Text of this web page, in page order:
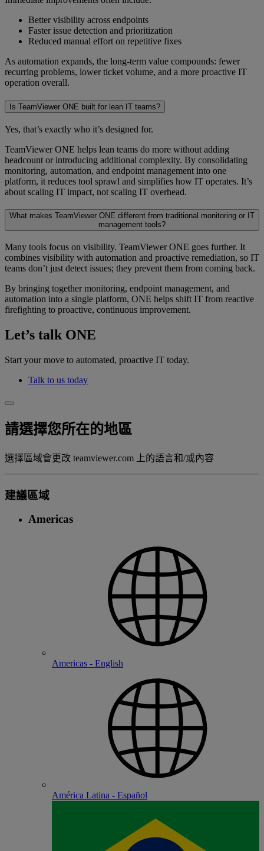
Better visibility across endpoints
Faster issue detection and prioritization
Reduced manual effort on repetitive fixes
As automation expands, the long-term value compounds: fewer
recurring problems, lower ticket volume, and a more proactive IT
operation overall.
Is TeamViewer ONE built for lean IT teams?
Yes, that’s exactly who it’s designed for.
TeamViewer ONE helps lean teams do more without adding
headcount or introducing additional complexity. By consolidating
monitoring, automation, and endpoint management into one
platform, it reduces tool sprawl and simplifies how IT operates. It’s
about scaling IT impact, not scaling IT overhead.
What makes TeamViewer ONE different from traditional monitoring or IT
management tools?
Many tools focus on visibility. TeamViewer ONE goes further. It
combines visibility with automation and proactive remediation, so IT
teams don’t just detect issues; they prevent them from coming back.
By bringing together monitoring, endpoint management, and
automation into a single platform, ONE helps shift IT from reactive
firefighting to proactive, continuous improvement.
Let’s talk ONE
Start your move to automated, proactive IT today.
Talk to us today
請選擇您所在的地區
選擇區域會更改 teamviewer.com 上的語言和/或內容
建議區域
Americas
Americas - English
América Latina - Español